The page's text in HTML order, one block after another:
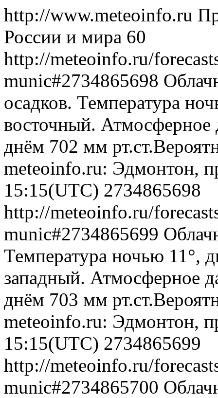
http://www.meteoinfo.ru
России и мира 60
http://meteoinfo.ru/
munic#2734865698
осадков. Температура
восточный. Атмосферное
днём 702 мм
meteoinfo.ru: Эдмонтон,
15:15(UTC) 2734865698
http://meteoinfo.ru/
munic#2734865699
Температура ночью 11°,
западный. Атмосферное
днём 703 мм
meteoinfo.ru: Эдмонтон,
15:15(UTC) 2734865699
http://meteoinfo.ru/
munic#2734865700